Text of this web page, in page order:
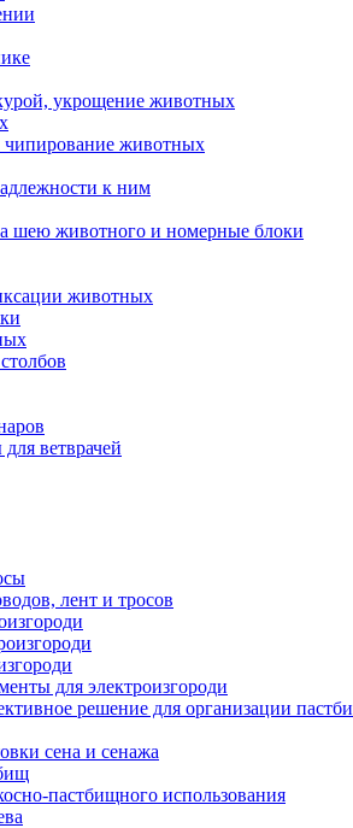
укрощение животных
чипирование животных
к ним
шею животного и номерные блоки
животных
ветврачей
лент и тросов
для электроизгороди
решение для организации
сена и сенажа
пастбищного использования